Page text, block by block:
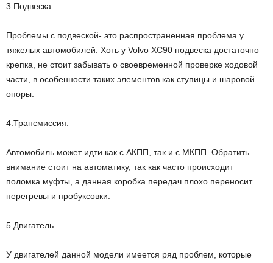
3.Подвеска.
Проблемы с подвеской- это распространенная проблема у
тяжелых автомобилей. Хоть у Volvo XC90 подвеска достаточно
крепка, не стоит забывать о своевременной проверке ходовой
части, в особенности таких элементов как ступицы и шаровой
опоры.
4.Трансмиссия.
Автомобиль может идти как с АКПП, так и с МКПП. Обратить
внимание стоит на автоматику, так как часто происходит
поломка муфты, а данная коробка передач плохо переносит
перегревы и пробуксовки.
5.Двигатель.
У двигателей данной модели имеется ряд проблем, которые